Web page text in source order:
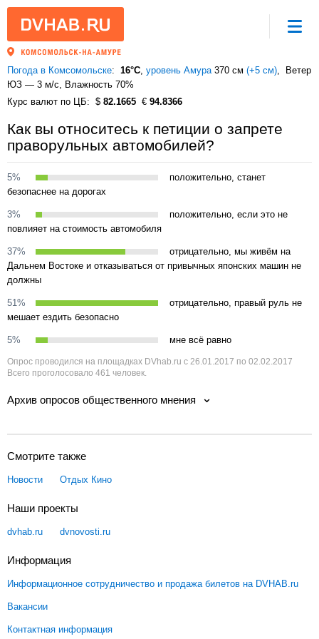
Погода в Комсомольске 16°C, уровень Амура370 см (+5 см)
Ветер
ЮЗ — 3 м/с, Влажность 70%
Курс валют по ЦБ
82.1665 94.8366
Как вы относитесь к петиции о запрете
праворульных автомобилей?
5%
положительно, станет
безопаснее на дорогах
3%
положительно, если это не
повлияет на стоимость автомобиля
37%
отрицательно, мы живём на
Дальнем Востоке и отказываться от привычных японских машин не
должны
51%
отрицательно, правый руль не
мешает ездить безопасно
5% мне всё равно
Опрос проводился на площадках DVhab.ru с 26.01.2017 по 02.02.2017
Всего проголосовало 461 человек.
Архив опросов общественного мнения
Смотрите также
Новости Отдых Кино
Наши проекты
dvhab.ru dvnovosti.ru
Информация
Информационное сотрудничество и продажа билетов на DVHAB.ru
Вакансии
Контактная информация